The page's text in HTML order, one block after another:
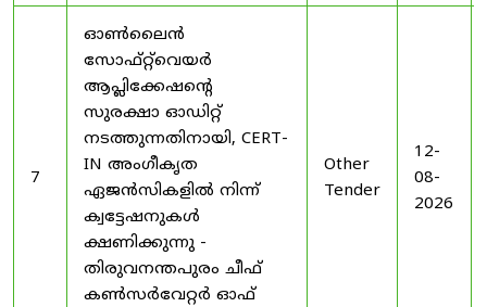
7
ഓൺലൈൻ
സോഫ്റ്റ്‌വെയർ
ആപ്ലിക്കേഷന്റെ
സുരക്ഷാ ഓഡിറ്റ്
നടത്തുന്നതിനായി, CERT-
IN അംഗീകൃത
ഏജൻസികളിൽ നിന്ന്
ക്വട്ടേഷനുകൾ
ക്ഷണിക്കുന്നു -
തിരുവനന്തപുരം ചീഫ്
കൺസർവേറ്റർ ഓഫ്
Other
Tender
12-
08-
2026